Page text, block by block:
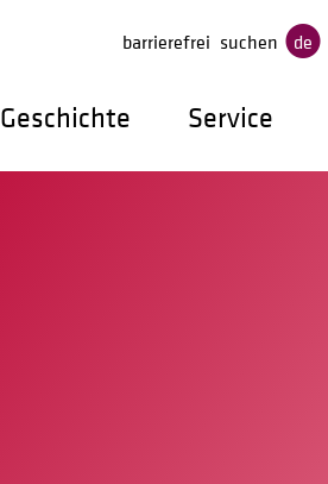
barrierefrei suchen de
Geschichte Service